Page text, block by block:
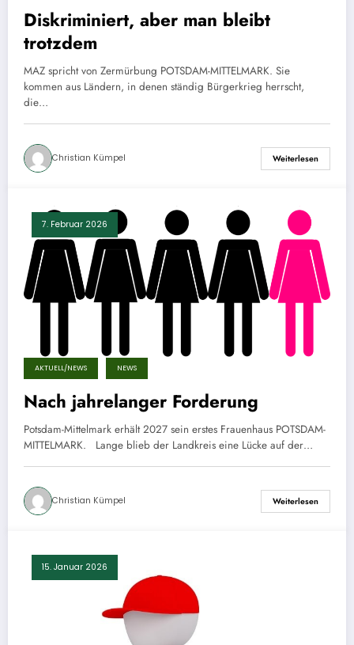
Diskriminiert, aber man bleibt
trotzdem
MAZ spricht von Zermürbung POTSDAM-MITTELMARK. Sie
kommen aus Ländern, in denen ständig Bürgerkrieg herrscht,
die…
Christian Kümpel Weiterlesen
7. Februar 2026
AKTUELL/NEWS NEWS
Nach jahrelanger Forderung
Potsdam-Mittelmark erhält 2027 sein erstes Frauenhaus POTSDAM-
MITTELMARK. Lange blieb der Landkreis eine Lücke auf der…
Christian Kümpel Weiterlesen
15. Januar 2026